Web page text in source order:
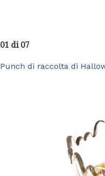
01 di 07
Punch di raccolta di